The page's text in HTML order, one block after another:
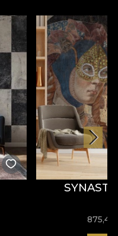
875,46